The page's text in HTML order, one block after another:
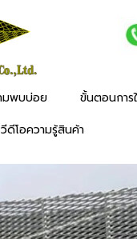
มพบบ่อย ขั้นตอนการ
วีดีโอความรู้สินค้า